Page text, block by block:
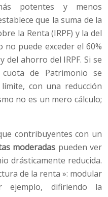
potentes y menos
que la suma de la
la Renta (IRPF) y la del
puede exceder el 60%
del ahorro del IRPF. Si se
de Patrimonio se
con una reducción
no es un mero cálculo;
contribuyentes con un
moderadas pueden ver
drásticamente reducida.
de la renta »: modular
ejemplo, difiriendo la